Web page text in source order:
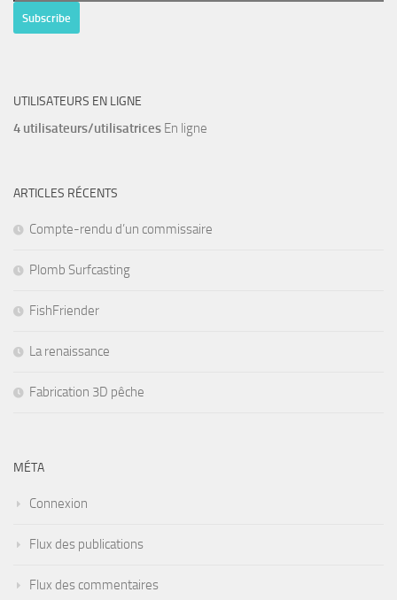
UTILISATEURS EN LIGNE
4 utilisateurs/utilisatrices En ligne
ARTICLES RÉCENTS
Compte-rendu d’un commissaire
Plomb Surfcasting
FishFriender
La renaissance
Fabrication 3D pêche
MÉTA
Connexion
Flux des publications
Flux des commentaires